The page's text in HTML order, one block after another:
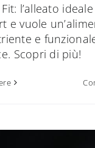
l’alleato
e vuole
e
Scopri di più!